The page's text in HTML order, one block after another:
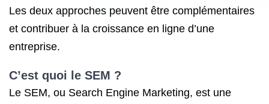
Les deux approches peuvent être complémentaires
et contribuer à la croissance en ligne d’une
entreprise.
C’est quoi le SEM ?
Le SEM, ou Search Engine Marketing, est une